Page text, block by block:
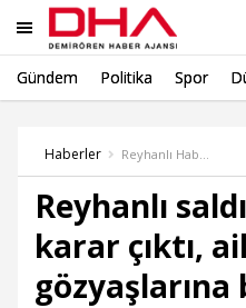
Gündem Politika Spor
Haberler
Reyhanlı
karar çıktı,
gözyaşlarına